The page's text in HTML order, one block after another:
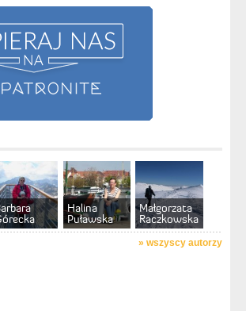
Halina
Puławska
Małgorzata
Raczkowska
» wszyscy autorzy